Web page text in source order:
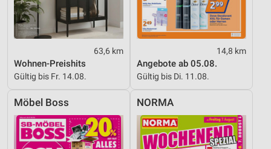
63,6 km
Wohnen-Preishits
Gültig bis Fr. 14.08.
14,8 km
Angebote ab 05.08.
Gültig bis Di. 11.08.
Möbel Boss NORMA